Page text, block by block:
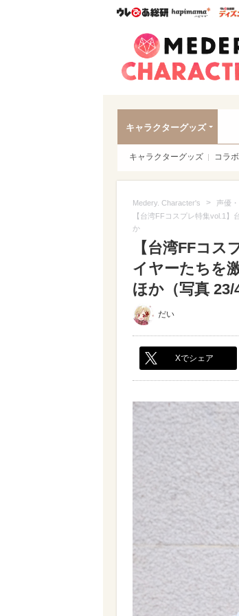
ウレぴあ総研
ハピ
キャラクターグッズ
キャラクターグッズ コラ
Medery. Character's > 声優
【台湾FFコスプレ特集vol.1
か
【台湾FFコ
イヤーたちを
ほか（写真 23/
だい
Xでシェア